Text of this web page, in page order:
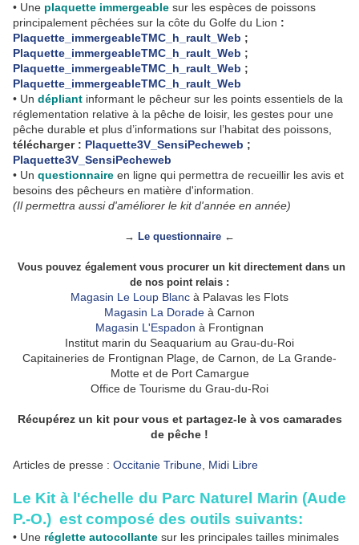
• Une plaquette immergeable sur les espèces de poissons
principalement pêchées sur la côte du Golfe du Lion :
Plaquette_immergeableTMC_h_rault_Web ;
Plaquette_immergeableTMC_h_rault_Web ;
Plaquette_immergeableTMC_h_rault_Web ;
Plaquette_immergeableTMC_h_rault_Web
• Un dépliant informant le pêcheur sur les points essentiels de la
réglementation relative à la pêche de loisir, les gestes pour une
pêche durable et plus d’informations sur l’habitat des poissons,
télécharger : Plaquette3V_SensiPecheweb ;
Plaquette3V_SensiPecheweb
• Un questionnaire en ligne qui permettra de recueillir les avis et
besoins des pêcheurs en matière d'information.
(Il permettra aussi d'améliorer le kit d'année en année)
→ Le questionnaire ←
Vous pouvez également vous procurer un kit directement dans un
de nos point relais :
Magasin Le Loup Blanc à Palavas les Flots
Magasin La Dorade à Carnon
Magasin L'Espadon à Frontignan
Institut marin du Seaquarium au Grau-du-Roi
Capitaineries de Frontignan Plage, de Carnon, de La Grande-
Motte et de Port Camargue
Office de Tourisme du Grau-du-Roi
Récupérez un kit pour vous et partagez-le à vos camarades
de pêche !
Articles de presse : Occitanie Tribune Midi Libre
Le Kit à l'échelle du Parc Naturel Marin (Aude
P.-O.) est composé des outils suivants:
• Une réglette autocollante sur les principales tailles minimales